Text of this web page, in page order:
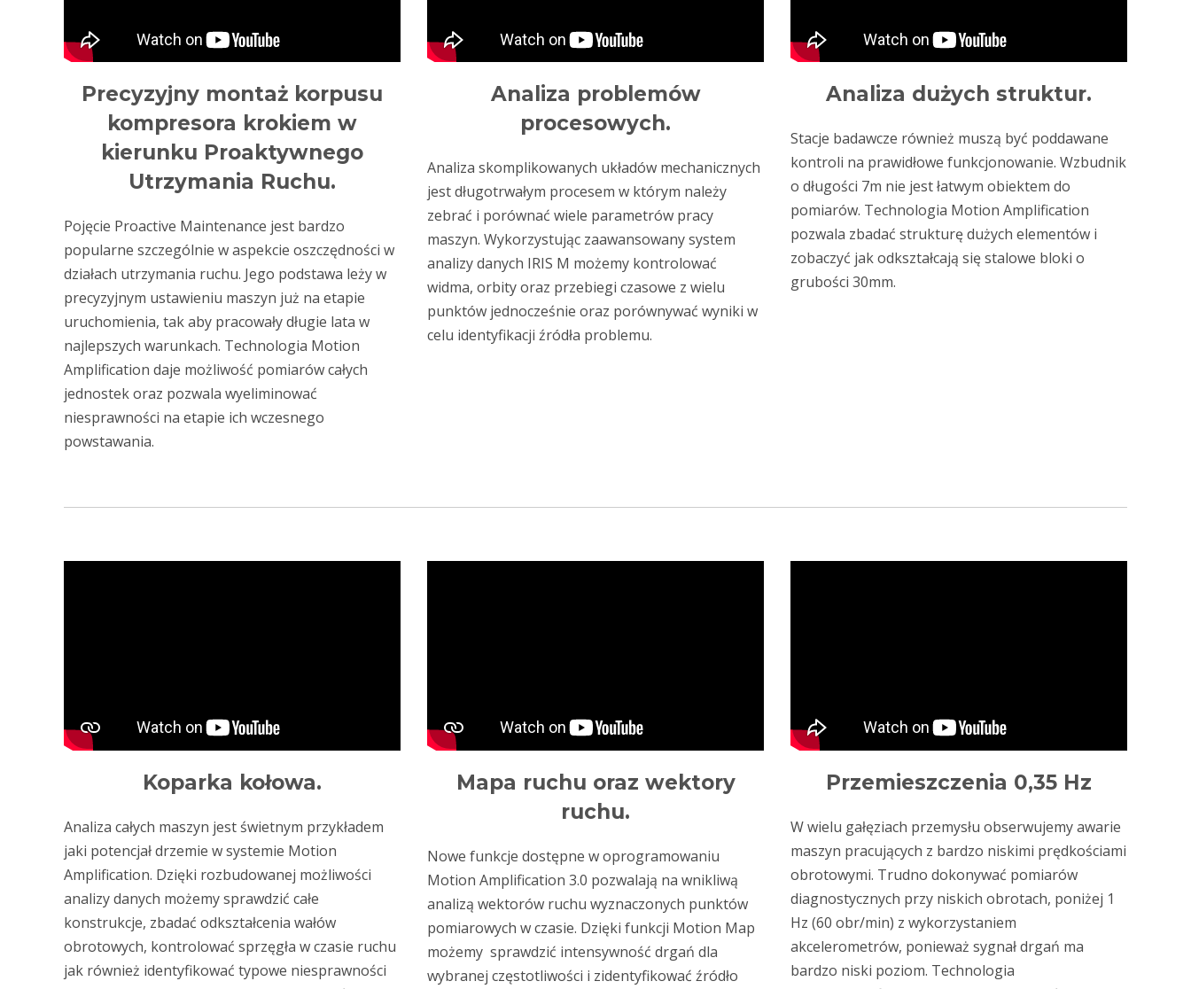
Precyzyjny montaż korpusu
kompresora krokiem w
kierunku Proaktywnego
Utrzymania Ruchu.
Pojęcie Proactive Maintenance jest bardzo
popularne szczególnie w aspekcie oszczędności w
działach utrzymania ruchu. Jego podstawa leży w
precyzyjnym ustawieniu maszyn już na etapie
uruchomienia, tak aby pracowały długie lata w
najlepszych warunkach. Technologia Motion
Amplification daje możliwość pomiarów całych
jednostek oraz pozwala wyeliminować
niesprawności na etapie ich wczesnego
powstawania.
Analiza problemów
procesowych.
Analiza skomplikowanych układów mechanicznych
jest długotrwałym procesem w którym należy
zebrać i porównać wiele parametrów pracy
maszyn. Wykorzystując zaawansowany system
analizy danych IRIS M możemy kontrolować
widma, orbity oraz przebiegi czasowe z wielu
punktów jednocześnie oraz porównywać wyniki w
celu identyfikacji źródła problemu.
Analiza dużych struktur.
Stacje badawcze również muszą być poddawane
kontroli na prawidłowe funkcjonowanie. Wzbudnik
o długości 7m nie jest łatwym obiektem do
pomiarów. Technologia Motion Amplification
pozwala zbadać strukturę dużych elementów i
zobaczyć jak odkształcają się stalowe bloki o
grubości 30mm.
Koparka kołowa.
Analiza całych maszyn jest świetnym przykładem
jaki potencjał drzemie w systemie Motion
Amplification. Dzięki rozbudowanej możliwości
analizy danych możemy sprawdzić całe
konstrukcje, zbadać odkształcenia wałów
obrotowych, kontrolować sprzęgła w czasie ruchu
jak również identyfikować typowe niesprawności
Mapa ruchu oraz wektory
ruchu.
Nowe funkcje dostępne w oprogramowaniu
Motion Amplification 3.0 pozwalają na wnikliwą
analizą wektorów ruchu wyznaczonych punktów
pomiarowych w czasie. Dzięki funkcji Motion Map
możemy sprawdzić intensywność drgań dla
wybranej częstotliwości i zidentyfikować źródło
Przemieszczenia 0,35 Hz
W wielu gałęziach przemysłu obserwujemy awarie
maszyn pracujących z bardzo niskimi prędkościami
obrotowymi. Trudno dokonywać pomiarów
diagnostycznych przy niskich obrotach, poniżej 1
Hz (60 obr/min) z wykorzystaniem
akcelerometrów, ponieważ sygnał drgań ma
bardzo niski poziom. Technologia